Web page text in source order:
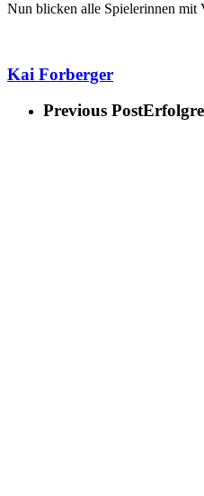
Nun blicken alle Spielerinnen mit
Kai Forberger
Previous Post